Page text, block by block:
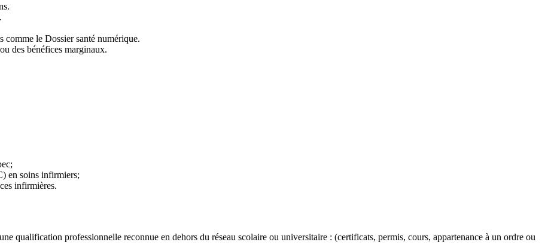
le Dossier santé numérique.
des bénéfices marginaux.
en soins infirmiers;
infirmières.
qualification professionnelle reconnue en dehors du réseau scolaire ou universitaire : (certificats, permis, cours, appartenance à un ordre ou